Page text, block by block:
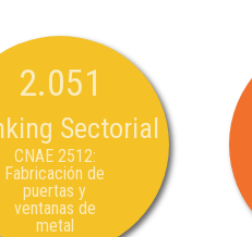
2.051
Sectorial
CNAE 2512:
Fabricación de
puertas y
ventanas de
metal